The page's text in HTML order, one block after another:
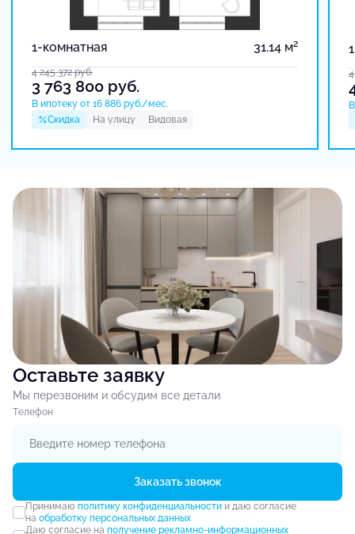
1-комнатная 31.14 м2
4 245 372руб.
3 763 800 руб.
В ипотеку от 16 886 руб./мес.
Скидка
На улицу Видовая
Оставьте заявку
Мы перезвоним и обсудим все детали
Tелефон
Заказать звонок
Принимаю политику конфиденциальностии даю согласие
на обработку персональных данных
Даю согласие на получение рекламно-информационных